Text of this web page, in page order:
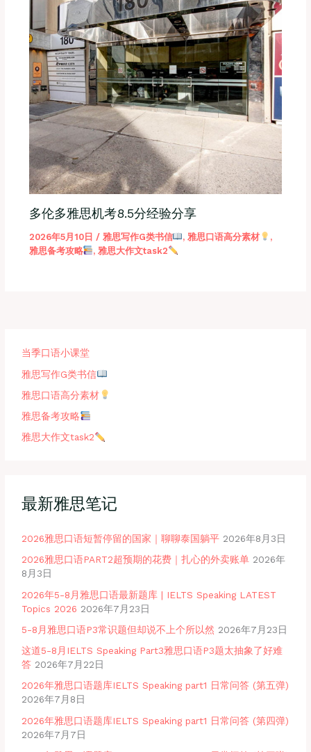
多伦多雅思机考8.5分经验分享
2026年5月10日 / 雅思写作G类书信 , 雅思口语高分素材
,
雅思备考攻略
, 雅思大作文task2
当季口语小课堂
雅思写作G类书信
雅思口语高分素材
雅思备考攻略
雅思大作文task2
最新雅思笔记
2026雅思口语短暂停留的国家｜聊聊泰国躺平 2026年8月3日
2026雅思口语PART2超预期的花费｜扎心的外卖账单 2026年
8月3日
2026年5-8月雅思口语最新题库 | IELTS Speaking LATEST
Topics 2026 2026年7月23日
5-8月雅思口语P3常识题但却说不上个所以然 2026年7月23日
这道5-8月IELTS Speaking Part3雅思口语P3题太抽象了好难
答 2026年7月22日
2026年雅思口语题库IELTS Speaking part1 日常问答 (第五弹)
2026年7月8日
2026年雅思口语题库IELTS Speaking part1 日常问答 (第四弹)
2026年7月7日